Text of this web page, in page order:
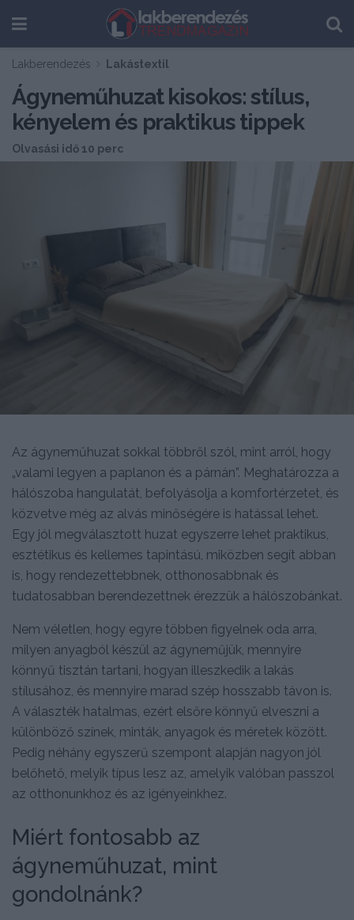
Lakberendezés Lakástextil
Ágyneműhuzat kisokos: stílus,
kényelem és praktikus tippek
Olvasási idő 10 perc
Az ágyneműhuzat sokkal többről szól, mint arról, hogy
„valami legyen a paplanon és a párnán”. Meghatározza a
hálószoba hangulatát, befolyásolja a komfortérzetet, és
közvetve még az alvás minőségére is hatással lehet.
Egy jól megválasztott huzat egyszerre lehet praktikus,
esztétikus és kellemes tapintású, miközben segít abban
is, hogy rendezettebbnek, otthonosabbnak és
tudatosabban berendezettnek érezzük a hálószobánkat.
Nem véletlen, hogy egyre többen figyelnek oda arra,
milyen anyagból készül az ágyneműjük, mennyire
könnyű tisztán tartani, hogyan illeszkedik a lakás
stílusához, és mennyire marad szép hosszabb távon is.
A választék hatalmas, ezért elsőre könnyű elveszni a
különböző színek, minták, anyagok és méretek között.
Pedig néhány egyszerű szempont alapján nagyon jól
belőhető, melyik típus lesz az, amelyik valóban passzol
az otthonunkhoz és az igényeinkhez.
Miért fontosabb az
ágyneműhuzat, mint
gondolnánk?